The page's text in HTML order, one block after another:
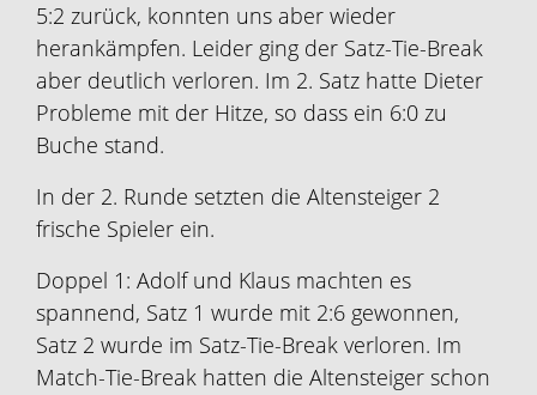
5:2 zurück, konnten uns aber wieder
herankämpfen. Leider ging der Satz-Tie-Break
aber deutlich verloren. Im 2. Satz hatte Dieter
Probleme mit der Hitze, so dass ein 6:0 zu
Buche stand.
In der 2. Runde setzten die Altensteiger 2
frische Spieler ein.
Doppel 1: Adolf und Klaus machten es
spannend, Satz 1 wurde mit 2:6 gewonnen,
Satz 2 wurde im Satz-Tie-Break verloren. Im
Match-Tie-Break hatten die Altensteiger schon